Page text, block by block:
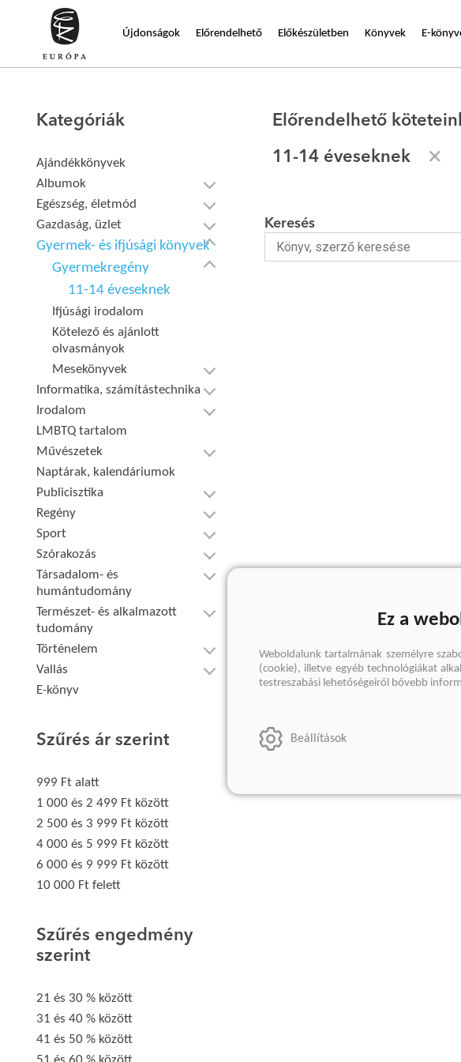
Újdonságok Előrendelhető Előkészületben Könyvek E-
Kategóriák
Ajándékkönyvek
Albumok
Egészség, életmód
Gazdaság, üzlet
Gyermek- és ifjúsági könyvek
Gyermekregény
11-14 éveseknek
Ifjúsági irodalom
Kötelező és ajánlott
olvasmányok
Mesekönyvek
Informatika, számítástechnika
Irodalom
LMBTQ tartalom
Művészetek
Naptárak, kalendáriumok
Publicisztika
Regény
Sport
Szórakozás
Társadalom- és
humántudomány
Természet- és alkalmazott
tudomány
Történelem
Vallás
E-könyv
Szűrés ár szerint
999 Ft alatt
1 000 és 2 499 Ft között
2 500 és 3 999 Ft között
4 000 és 5 999 Ft között
6 000 és 9 999 Ft között
10 000 Ft felett
Szűrés engedmény
szerint
21 és 30 % között
31 és 40 % között
41 és 50 % között
Előrendelhető
11-14 éveseknek
Keresés
Ez a
Weboldalunk tartalmának személyre
(cookie), illetve egyéb technológiákat
testreszabási lehetőségeiről bővebb
Beállítások